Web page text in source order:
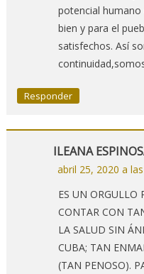
potencial humano
bien y para el
satisfechos. Así
Responder
ILEANA
abril 25, 2020 a
ES UN ORGULLO
CONTAR CON
LA SALUD SIN
CUBA; TAN
(TAN PENOSO).